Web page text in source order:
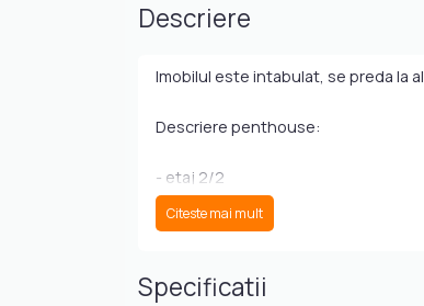
Descriere
Imobilul este intabulat, se preda la
Descriere penthouse:
- etaj 2/2
- living cu inaltime de 5.6 m
- incalzire in pardoseala
Citeste mai mult
Specificatii